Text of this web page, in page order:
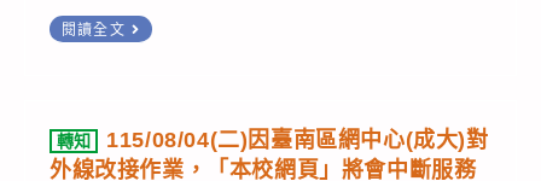
薦
工
敬
辦
年
國
立
師
範
閱讀全文
8
轉知
115/08/04(二)因臺南區網中心(成大)對
外線改接作業，「本校網頁」將會中斷服務